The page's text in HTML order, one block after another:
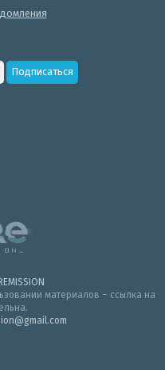
материалов – ссылка на